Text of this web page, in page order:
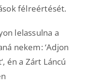
félreértését.
lelassulna a
nekem: ‘Adjon
én a Zárt Láncú